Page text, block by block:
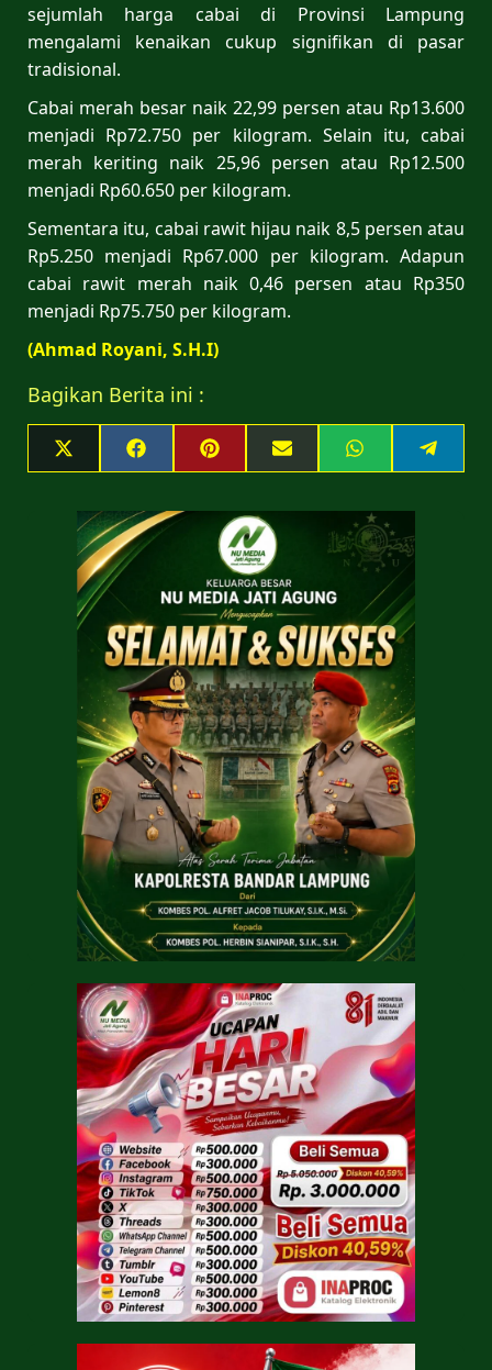
sejumlah harga cabai di Provinsi Lampung
mengalami kenaikan cukup signifikan di pasar
tradisional.
Cabai merah besar naik 22,99 persen atau Rp13.600
menjadi Rp72.750 per kilogram. Selain itu, cabai
merah keriting naik 25,96 persen atau Rp12.500
menjadi Rp60.650 per kilogram.
Sementara itu, cabai rawit hijau naik 8,5 persen atau
Rp5.250 menjadi Rp67.000 per kilogram. Adapun
cabai rawit merah naik 0,46 persen atau Rp350
menjadi Rp75.750 per kilogram.
(Ahmad Royani, S.H.I)
Bagikan Berita ini :